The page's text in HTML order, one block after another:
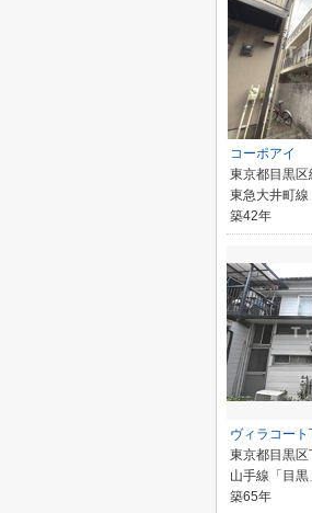
コーポアイ
東京都目黒区
東急大井町
築42年
ヴィラコー
東京都目黒区
山手線「目
築65年